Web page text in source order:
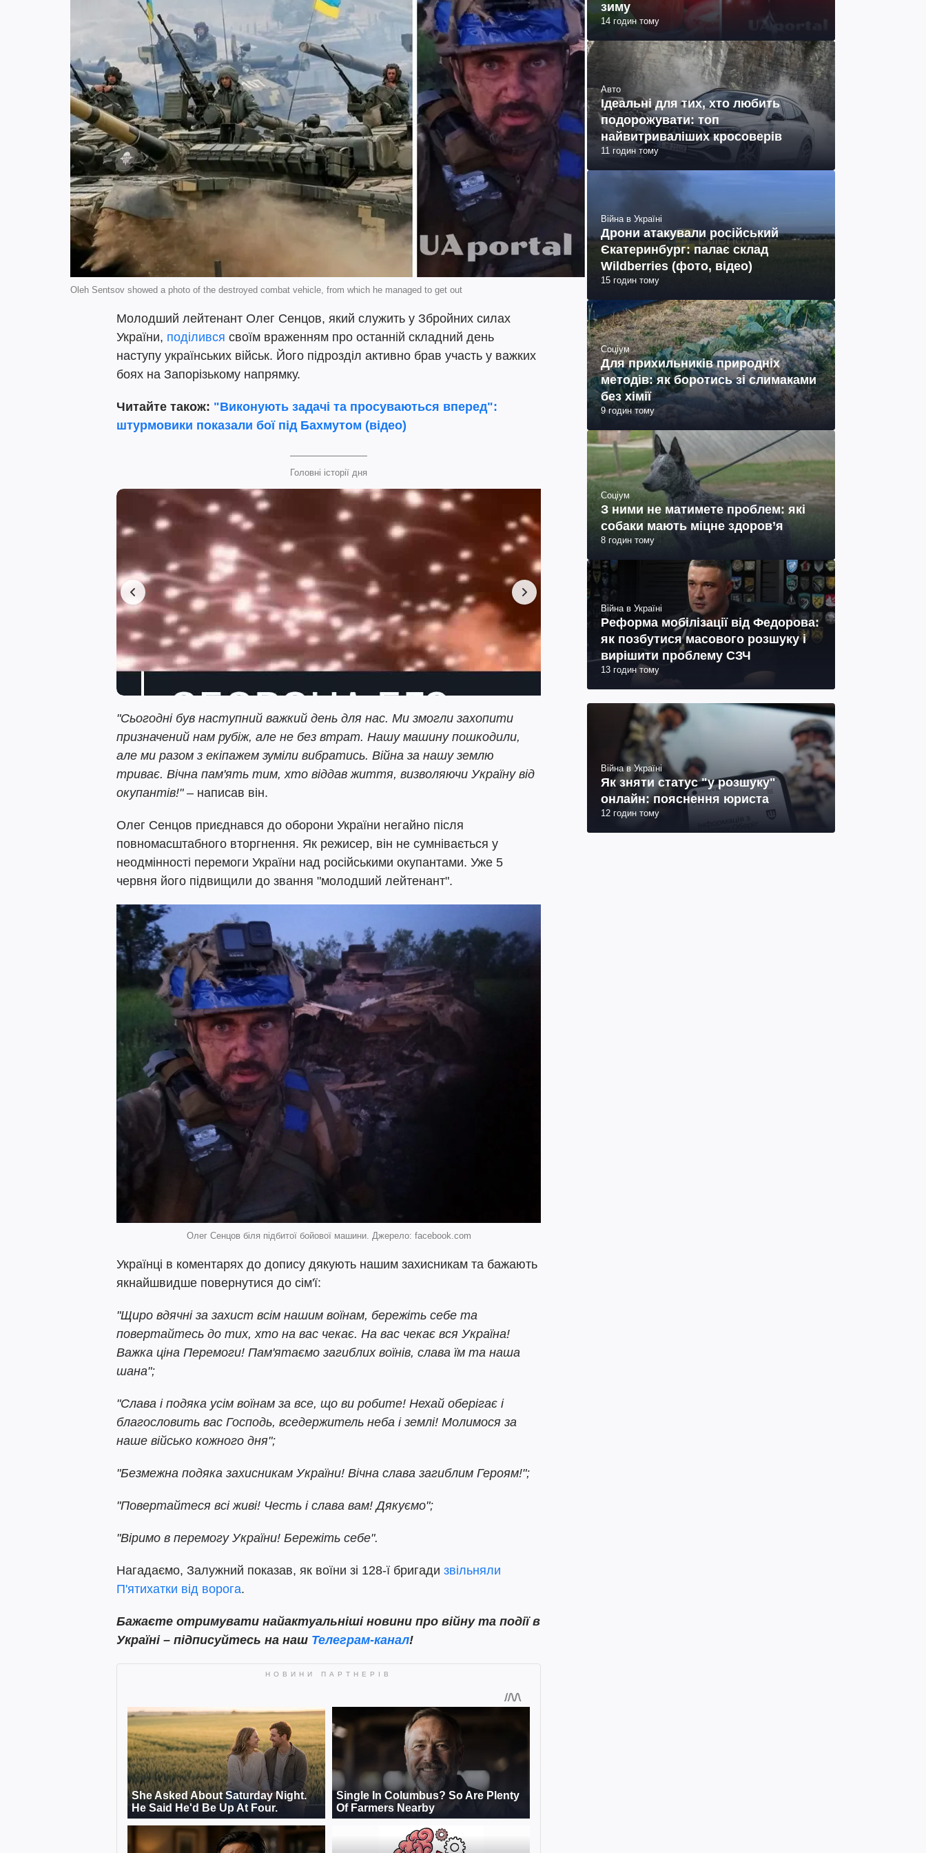
Oleh Sentsov showed a photo of the destroyed combat vehicle, from which he managed to get out
Молодший лейтенант Олег Сенцов, який служить у Збройних силах
України, поділився своїм враженням про останній складний день
наступу українських військ. Його підрозділ активно брав участь у важких
боях на Запорізькому напрямку.
Читайте також: "Виконують задачі та просуваються вперед":
штурмовики показали бої під Бахмутом (відео)
Головні історії дня
"Сьогодні був наступний важкий день для нас. Ми змогли захопити
призначений нам рубіж, але не без втрат. Нашу машину пошкодили,
але ми разом з екіпажем зуміли вибратись. Війна за нашу землю
триває. Вічна пам'ять тим, хто віддав життя, визволяючи Україну від
окупантів!"– написав він.
Олег Сенцов приєднався до оборони України негайно після
повномасштабного вторгнення. Як режисер, він не сумнівається у
неодмінності перемоги України над російськими окупантами. Уже 5
червня його підвищили до звання "молодший лейтенант".
Олег Сенцов біля підбитої бойової машини. Джерело: facebook.com
Українці в коментарях до допису дякують нашим захисникам та бажають
якнайшвидше повернутися до сім'ї:
"Щиро вдячні за захист всім нашим воїнам, бережіть себе та
повертайтесь до тих, хто на вас чекає. На вас чекає вся Україна!
Важка ціна Перемоги! Пам'ятаємо загиблих воїнів, слава їм та наша
шана";
"Слава і подяка усім воїнам за все, що ви робите! Нехай оберігає і
благословить вас Господь, вседержитель неба і землі! Молимося за
наше військо кожного дня";
"Безмежна подяка захисникам України! Вічна слава загиблим Героям!";
"Повертайтеся всі живі! Честь і слава вам! Дякуємо";
"Віримо в перемогу України! Бережіть себе".
Нагадаємо, Залужний показав, як воїни зі 128-ї бригади звільняли
П'ятихатки від ворога.
Бажаєте отримувати найактуальніші новини про війну та події в
Україні – підписуйтесь на наш Телеграм-канал!
зиму
14 годин тому
Авто
Ідеальні для тих, хто любить
подорожувати: топ
найвитриваліших кросоверів
11 годин тому
Війна в Україні
Дрони атакували російський
Єкатеринбург: палає склад
Wildberries (фото, відео)
15 годин тому
Соціум
Для прихильників природніх
методів: як боротись зі слимаками
без хімії
9 годин тому
Соціум
З ними не матимете проблем: які
собаки мають міцне здоров’я
8 годин тому
Війна в Україні
Реформа мобілізації від Федорова:
як позбутися масового розшуку і
вирішити проблему СЗЧ
13 годин тому
Війна в Україні
Як зняти статус "у розшуку"
онлайн: пояснення юриста
12 годин тому